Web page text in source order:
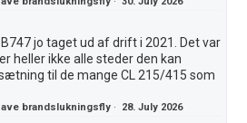
B747 jo taget ud af drift i 2021. Det var
heller ikke alle steder den kan
til de mange CL 215/415 som
brandslukningsfly · 28. July 2026